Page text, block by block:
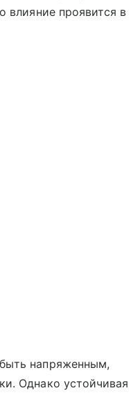
влияние проявится в
напряженным,
Однако устойчивая